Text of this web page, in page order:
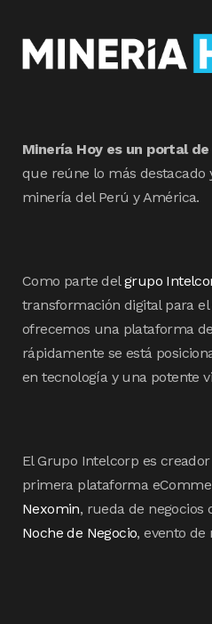
Minería Hoy es un portal
que reúne lo más destacado
minería del Perú y América.
Como parte delgrupo
transformación digital para
ofrecemos una plataforma
rápidamente se está
en tecnología y una potente
El Grupo Intelcorp es
primera plataforma
Nexomin, rueda de negocios
Noche de Negocio, evento de